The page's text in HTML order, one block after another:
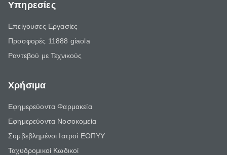
Υπηρεσίες
Επείγουσες Εργασίες
Προσφορές 11888 giaola
Ραντεβού με Τεχνικούς
Χρήσιμα
Εφημερεύοντα Φαρμακεία
Εφημερεύοντα Νοσοκομεία
Συμβεβλημένοι Ιατροί ΕΟΠΥΥ
Ταχυδρομικοί Κωδικοί